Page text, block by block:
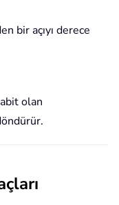
bir açıyı derece
olan